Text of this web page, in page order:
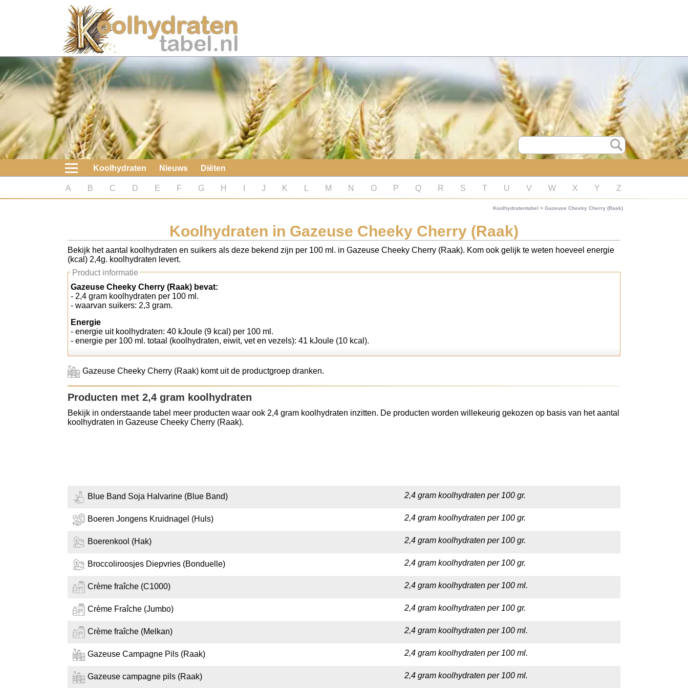
Koolhydraten
Nieuws
Koolhydraatarme diëten
Boeken
koolhydraatarme diëten
Diabetes test
Koolhydraten tellen
Koolhydraten Nieuws Diëten
A B C D E F G H J K M N O P Q R S T U V W X Y Z
Koolhydratentabel > Gazeuse Cheeky Cherry (Raak)
Koolhydraten in Gazeuse Cheeky Cherry (Raak)
Bekijk het aantal koolhydraten en suikers als deze bekend zijn per 100 ml. in Gazeuse Cheeky Cherry (Raak). Kom ook gelijk te weten hoeveel energie
(kcal) 2,4g. koolhydraten levert.
Product informatie
Gazeuse Cheeky Cherry (Raak) bevat:
- 2,4 gram koolhydraten per 100 ml.
- waarvan suikers: 2,3 gram.
Energie
- energie uit koolhydraten: 40 kJoule (9 kcal) per 100 ml.
- energie per 100 ml. totaal (koolhydraten, eiwit, vet en vezels): 41 kJoule (10 kcal).
Gazeuse Cheeky Cherry (Raak) komt uit de productgroep dranken.
Producten met 2,4 gram koolhydraten
Bekijk in onderstaande tabel meer producten waar ook 2,4 gram koolhydraten inzitten. De producten worden willekeurig gekozen op basis van het aantal
koolhydraten in Gazeuse Cheeky Cherry (Raak).
Blue Band Soja Halvarine (Blue Band) 2,4 gram koolhydraten per 100 gr.
Boeren Jongens Kruidnagel (Huls) 2,4 gram koolhydraten per 100 gr.
Boerenkool (Hak) 2,4 gram koolhydraten per 100 gr.
Broccoliroosjes Diepvries (Bonduelle) 2,4 gram koolhydraten per 100 gr.
Crème fraîche (C1000) 2,4 gram koolhydraten per 100 ml.
Crème Fraîche (Jumbo) 2,4 gram koolhydraten per 100 gr.
Crème fraîche (Melkan) 2,4 gram koolhydraten per 100 ml.
Gazeuse Campagne Pils (Raak) 2,4 gram koolhydraten per 100 ml.
Gazeuse campagne pils (Raak) 2,4 gram koolhydraten per 100 ml.